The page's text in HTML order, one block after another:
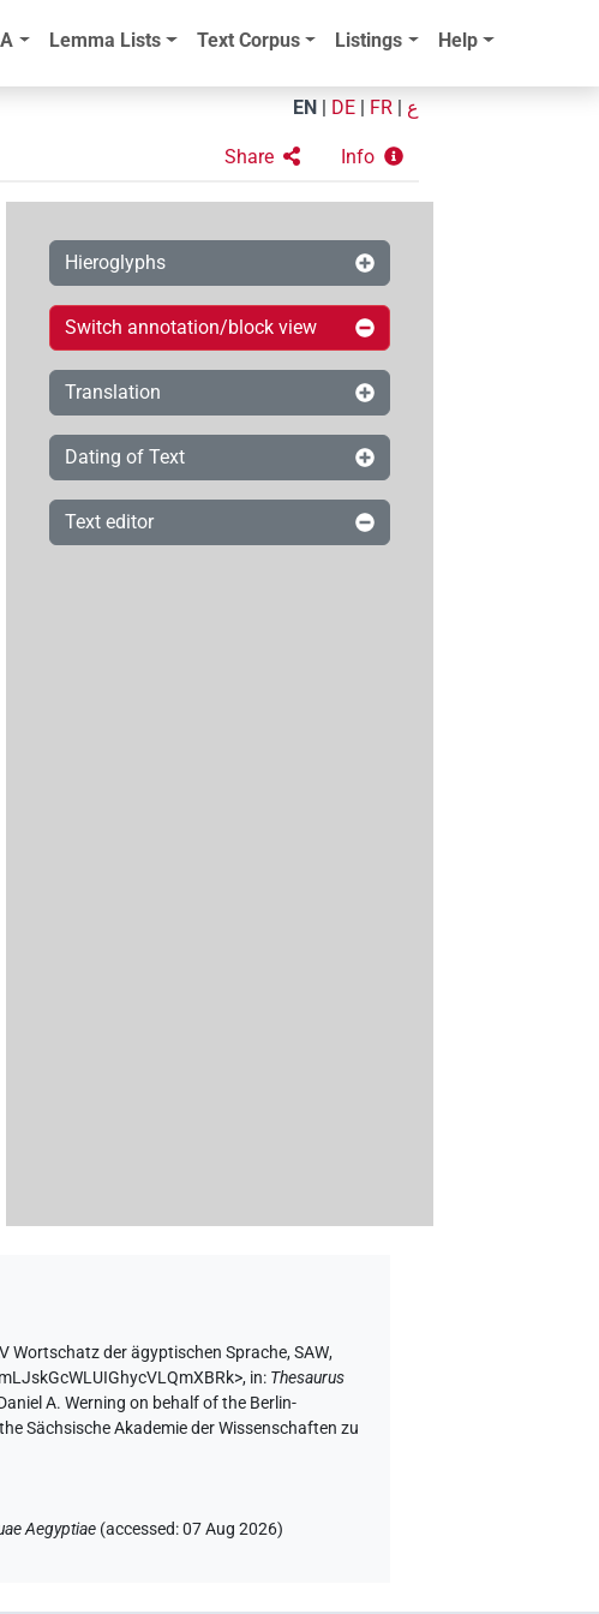
Lemma Lists Text Corpus Listings Help
EN DE FR ع
Share Info
Hieroglyphs
Switch annotation/block view
Translation
Dating of Text
Text editor
Wortschatz der ägyptischen Sprache, SAW,
, in: Thesaurus
A. Werning on behalf of the Berlin-
Sächsische Akademie der Wissenschaften zu
Aegyptiae (accessed:07 Aug 2026)